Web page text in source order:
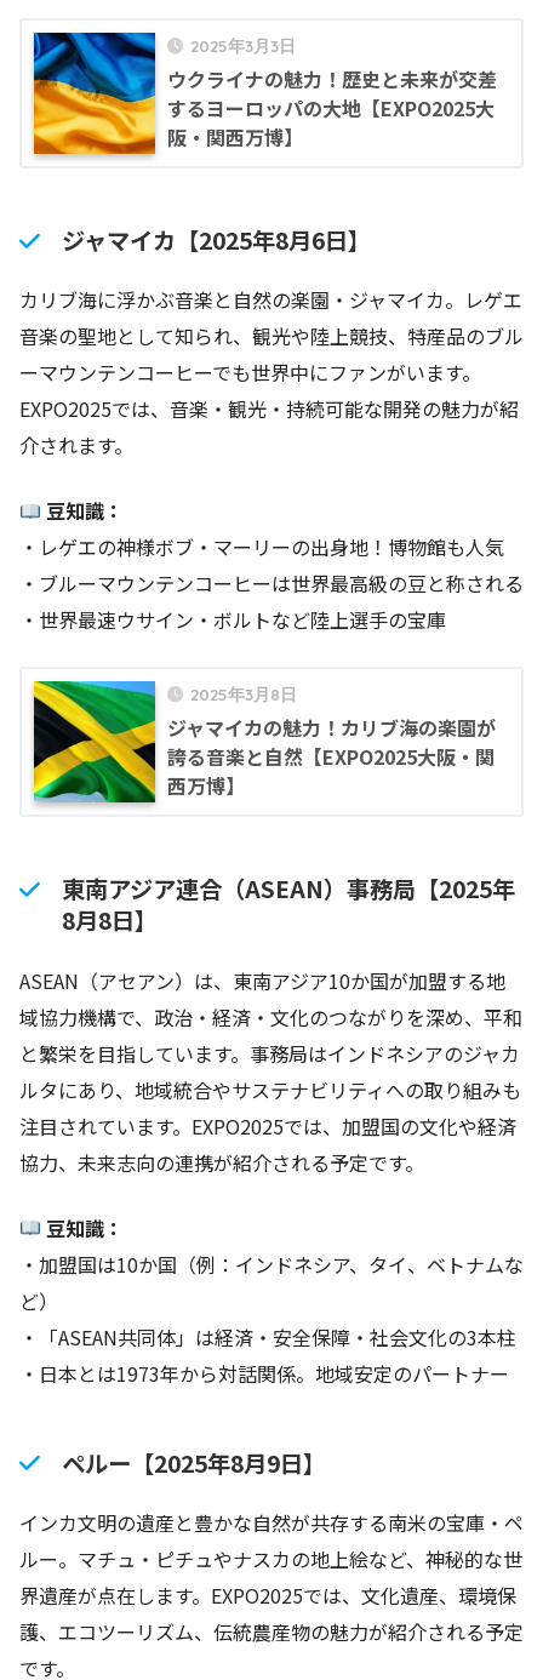
2025年3月3日
ウクライナの魅力！歴史と未来が交差
するヨーロッパの大地【EXPO2025大
阪・関西万博】
ジャマイカ【2025年8月6日】
カリブ海に浮かぶ音楽と自然の楽園・ジャマイカ。レゲエ
音楽の聖地として知られ、観光や陸上競技、特産品のブル
ーマウンテンコーヒーでも世界中にファンがいます。
EXPO2025では、音楽・観光・持続可能な開発の魅力が紹
介されます。
豆知識：
・レゲエの神様ボブ・マーリーの出身地！博物館も人気
・ブルーマウンテンコーヒーは世界最高級の豆と称される
・世界最速ウサイン・ボルトなど陸上選手の宝庫
2025年3月8日
ジャマイカの魅力！カリブ海の楽園が
誇る音楽と自然【EXPO2025大阪・関
西万博】
東南アジア連合（ASEAN）事務局【2025年
8月8日】
ASEAN（アセアン）は、東南アジア10か国が加盟する地
域協力機構で、政治・経済・文化のつながりを深め、平和
と繁栄を目指しています。事務局はインドネシアのジャカ
ルタにあり、地域統合やサステナビリティへの取り組みも
注目されています。EXPO2025では、加盟国の文化や経済
協力、未来志向の連携が紹介される予定です。
豆知識：
・加盟国は10か国（例：インドネシア、タイ、ベトナムな
ど）
・「ASEAN共同体」は経済・安全保障・社会文化の3本柱
・日本とは1973年から対話関係。地域安定のパートナー
ペルー【2025年8月9日】
インカ文明の遺産と豊かな自然が共存する南米の宝庫・ペ
ルー。マチュ・ピチュやナスカの地上絵など、神秘的な世
界遺産が点在します。EXPO2025では、文化遺産、環境保
護、エコツーリズム、伝統農産物の魅力が紹介される予定
です。